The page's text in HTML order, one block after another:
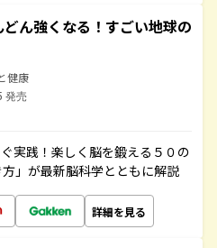
ん強くなる！すごい地球の
健康
発売
実践！楽しく脳を鍛える５０の
」が最新脳科学とともに解説
詳細を見る